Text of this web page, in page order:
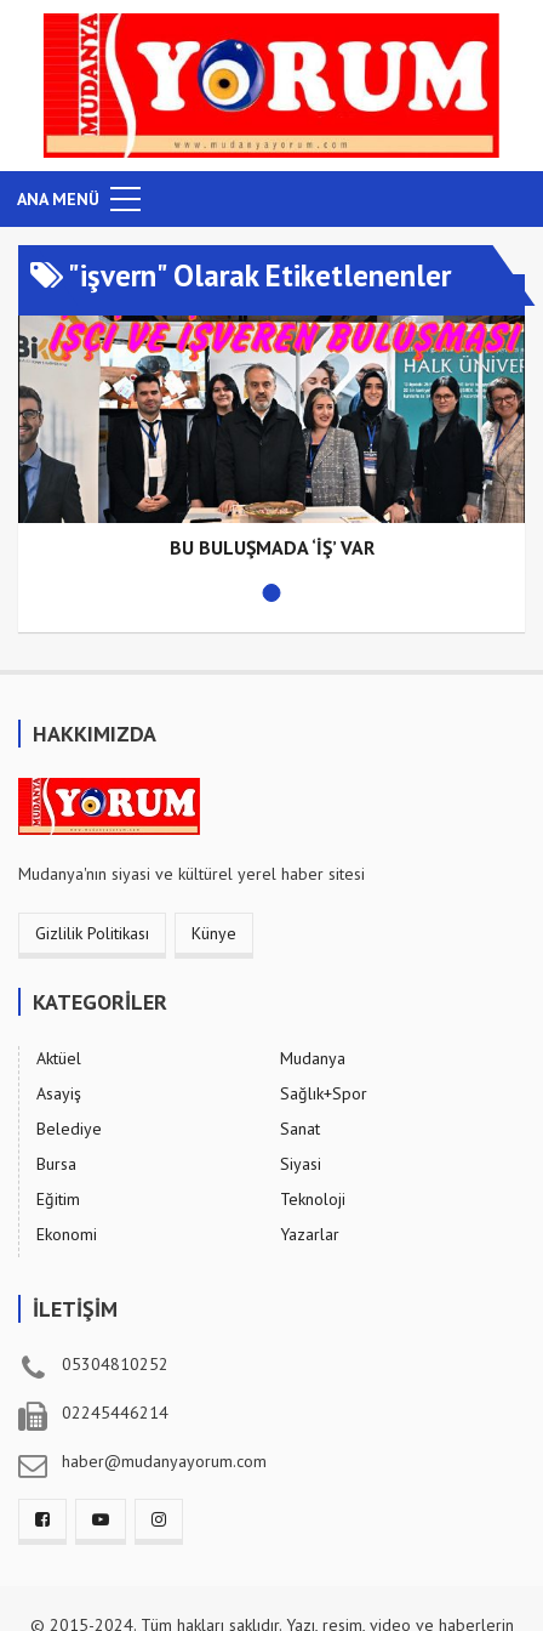
ANA MENÜ
"işvern" Olarak Etiketlenenler
BU BULUŞMADA ‘İŞ’ VAR
HAKKIMIZDA
Mudanya'nın siyasi ve kültürel yerel haber sitesi
Gizlilik Politikası Künye
KATEGORİLER
Aktüel
Asayiş
Belediye
Bursa
Eğitim
Ekonomi
Mudanya
Sağlık+Spor
Sanat
Siyasi
Teknoloji
Yazarlar
İLETİŞİM
05304810252
02245446214
haber@mudanyayorum.com
© 2015-2024. Tüm hakları saklıdır. Yazı, resim, video ve haberlerin